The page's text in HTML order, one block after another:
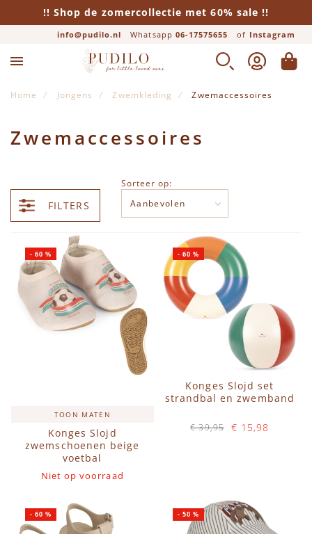
!! Shop de zomercollectie met 60% sale !!
info@pudilo.nl Whatsapp 06-17575655 of Instagram
ZOEK ACCOUNT
Home Jongens Zwemkleding Zwemaccessoires
Zwemaccessoires
FILTERS
Sorteer op:
TOON MATEN
Konges Slojd
zwemschoenen beige
voetbal
Niet op voorraad
-60 %
Konges Slojd set
strandbal en zwemband
€ 15,98
€ 39,95
- 60 %
-60 % - 50 %